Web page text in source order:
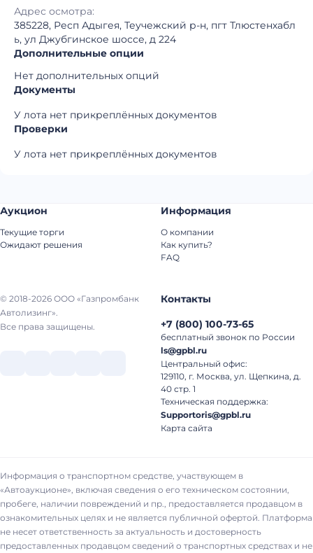
Адрес осмотра:
385228, Респ Адыгея, Теучежский р-н, пгт Тлюстенхабл
ь, ул Джубгинское шоссе, д 224
Дополнительные опции
Нет дополнительных опций
Документы
У лота нет прикреплённых документов
Проверки
У лота нет прикреплённых документов
© 2018-2026 ООО «Газпромбанк
Автолизинг».
Все права защищены.
Аукцион
Текущие торги
Ожидают решения
Информация
О компании
Как купить?
FAQ
Контакты
+7 (800) 100-73-65
бесплатный звонок по России
ls@gpbl.ru
Центральный офис:
129110, г. Москва, ул. Щепкина, д.
40 стр. 1
Техническая поддержка:
Supportoris@gpbl.ru
Карта сайта
Информация о транспортном средстве, участвующем в
«Автоаукционе», включая сведения о его техническом состоянии,
пробеге, наличии повреждений и пр., предоставляется продавцом в
ознакомительных целях и не является публичной офертой. Платформа
не несет ответственность за актуальность и достоверность
предоставленных продавцом сведений о транспортных средствах и не